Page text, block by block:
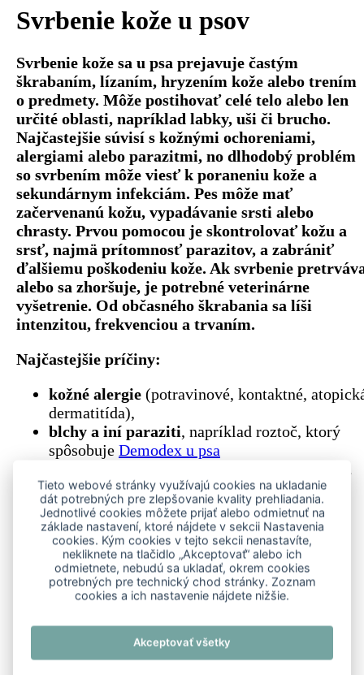
Svrbenie kože u psov
Svrbenie kože sa u psa prejavuje častým
škrabaním, lízaním, hryzením kože alebo trením
o predmety. Môže postihovať celé telo alebo len
určité oblasti, napríklad labky, uši či brucho.
Najčastejšie súvisí s kožnými ochoreniami,
alergiami alebo parazitmi, no dlhodobý problém
so svrbením môže viesť k poraneniu kože a
sekundárnym infekciám. Pes môže mať
začervenanú kožu, vypadávanie srsti alebo
chrasty. Prvou pomocou je skontrolovať kožu a
srsť, najmä prítomnosť parazitov, a zabrániť
ďalšiemu poškodeniu kože. Ak svrbenie
alebo sa zhoršuje, je potrebné veterinárne
vyšetrenie. Od občasného škrabania sa líši
intenzitou, frekvenciou a trvaním.
Najčastejšie príčiny:
kožné alergie (potravinové, kontaktné,
dermatitída),
blchy a iní paraziti, napríklad roztoč, ktorý
spôsobuje Demodex u psa
bakteriálne alebo kvasinkové infekcie kože,
suchá koža spôsobená nízkou vlhkosťou,
častým kúpaním alebo nevhodnou
kozmetikou,
podráždenie kože chemikáliami, trávou či
inými vonkajšími vplyvmi,
hormonálne poruchy(napr. štítna žľaza),
stres alebo nuda vedúce k nadmernému
Prvá pomoc v domácom prostredí:
Tieto webové stránky využívajú cookies na ukladanie
dát potrebných pre zlepšovanie kvality prehliadania.
Jednotlivé cookies môžete prijať alebo odmietnuť na
základe nastavení, ktoré nájdete v sekcii Nastavenia
cookies. Kým cookies v tejto sekcii nenastavíte,
nekliknete na tlačidlo „Akceptovať“ alebo ich
odmietnete, nebudú sa ukladať, okrem cookies
potrebných pre technický chod stránky. Zoznam
cookies a ich nastavenie nájdete nižšie.
Akceptovať všetky